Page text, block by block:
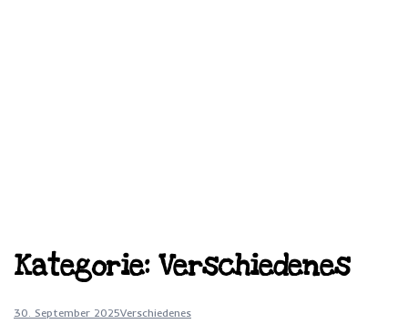
Kategorie: Verschiedenes
30. September 2025Verschiedenes